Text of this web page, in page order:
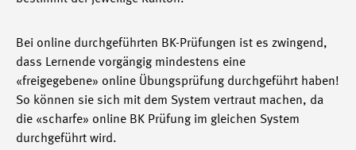
Bei online durchgeführten BK-Prüfungen ist es zwingend,
dass Lernende vorgängig mindestens eine
«freigegebene» online Übungsprüfung durchgeführt haben!
So können sie sich mit dem System vertraut machen, da
die «scharfe» online BK Prüfung im gleichen System
durchgeführt wird.